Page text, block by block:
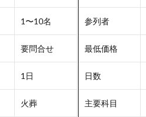
1〜10名
要問合せ
1日
火葬
参列者
最低価格
日数
主要科目